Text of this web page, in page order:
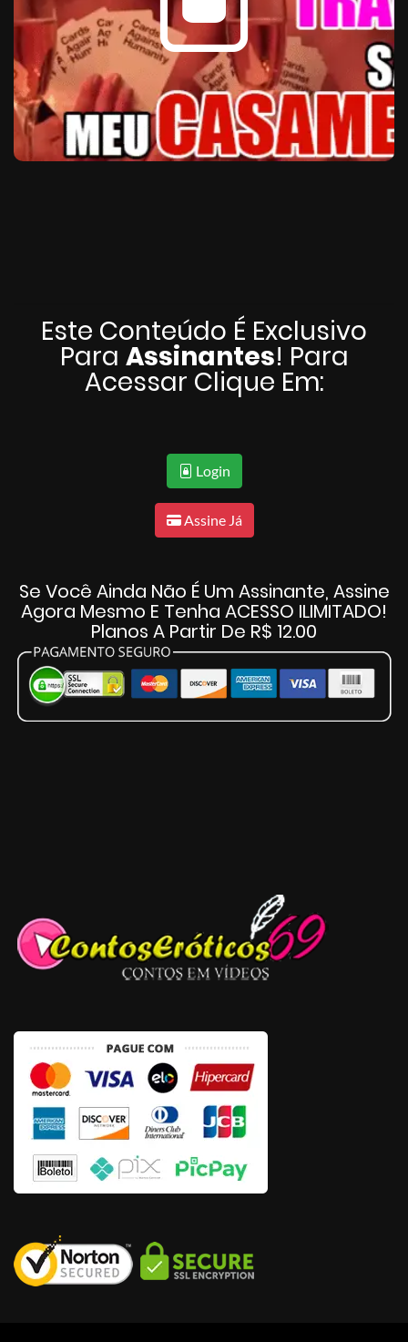
Este Conteúdo É Exclusivo
Para Assinantes! Para
Acessar Clique Em:
Login
Assine Já
Se Você Ainda Não É Um Assinante, Assine
Agora Mesmo E Tenha ACESSO ILIMITADO!
Planos A Partir De R$ 12.00